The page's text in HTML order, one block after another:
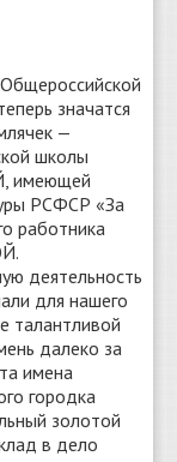
Найти
значатся
—
школы
имеющей
РСФСР «За
работника
деятельность
для нашего
талантливой
далеко за
имена
городка
золотой
в дело